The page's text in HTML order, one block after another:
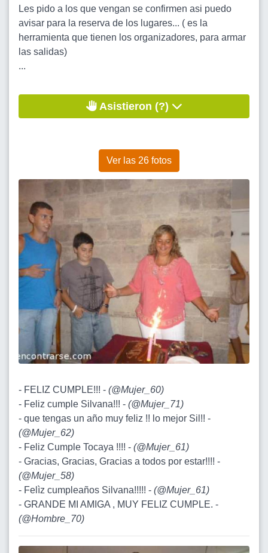
Les pido a los que vengan se confirmen asi puedo
avisar para la reserva de los lugares... ( es la
herramienta que tienen los organizadores, para armar
las salidas)
...
Asistieron (?)
Ver las 26 fotos
- FELIZ CUMPLE!!! - (@Mujer_60)
- Feliz cumple Silvana!!! - (@Mujer_71)
- que tengas un año muy feliz !! lo mejor Sil!! -
(@Mujer_62)
- Feliz Cumple Tocaya !!!! - (@Mujer_61)
- Gracias, Gracias, Gracias a todos por estar!!!! -
(@Mujer_58)
- Felìz cumpleaños Silvana!!!!! - (@Mujer_61)
- GRANDE MI AMIGA , MUY FELIZ CUMPLE. -
(@Hombre_70)